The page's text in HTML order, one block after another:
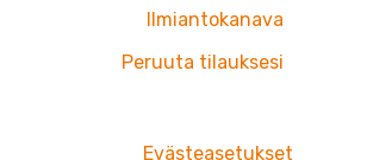
Ilmiantokanava
Peruuta tilauksesi
Evästeasetukset